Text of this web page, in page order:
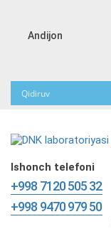
Andijon
Ishonch telefoni
+998 7120 505 32
+998 9470 979 50